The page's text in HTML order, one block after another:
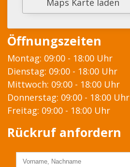
Öffnungszeiten
Montag: 09:00 - 18:00 Uhr
Dienstag: 09:00 - 18:00 Uhr
Mittwoch: 09:00 - 18:00 Uhr
Donnerstag: 09:00 - 18:00 Uhr
Freitag: 09:00 - 18:00 Uhr
Rückruf anfordern